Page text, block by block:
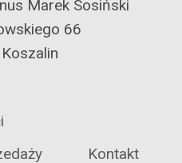
Marek Sosiński
66
Kontakt